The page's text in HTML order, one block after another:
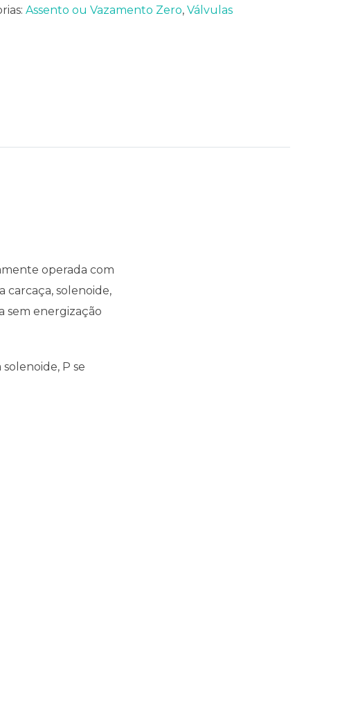
Assento ou Vazamento Zero, Válvulas
operada com
carcaça, solenoide,
sem energização
P se